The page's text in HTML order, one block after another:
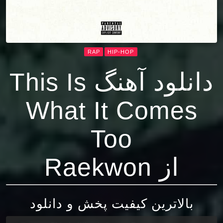
HIP-HOP
RAP
دانلود آهنگ This Is
What It Comes
Too
از Raekwon
بالاترین کیفیت پخش و دانلود